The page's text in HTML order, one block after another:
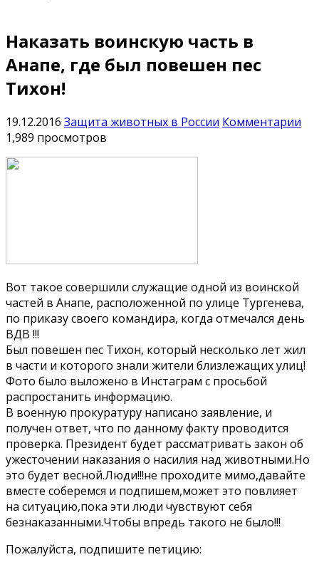
Наказать воинскую часть в
Анапе, где был повешен пес
Тихон!
19.12.2016 Защита животных в России Комментарии
1,989 просмотров
Вот такое совершили служащие одной из воинской
частей в Анапе, расположенной по улице Тургенева,
по приказу своего командира, когда отмечался день
ВДВ !!!
Был повешен пес Тихон, который несколько лет жил
в части и которого знали жители близлежащих улиц!
Фото было выложено в Инстаграм с просьбой
распростанить информацию.
В военную прокуратуру написано заявление, и
получен ответ, что по данному факту проводится
проверка. Президент будет рассматривать закон об
ужесточении наказания о насилия над животными.Но
это будет весной.Люди!!!не проходите мимо,давайте
вместе соберемся и подпишем,может это повлияет
на ситуацию,пока эти люди чувствуют себя
безнаказанными.Чтобы впредь такого не было!!!
Пожалуйста, подпишите петицию: